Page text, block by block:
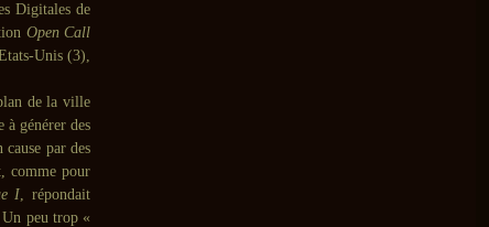
Digitales de
Open Call
Unis (3),
de la ville
générer des
par des
comme pour
I, répondait
peu trop «